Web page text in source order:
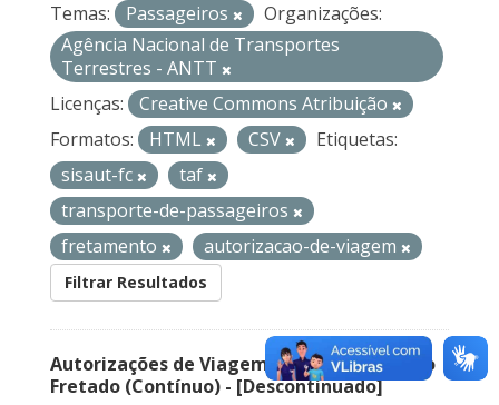
Temas: Passageiros
Organizações:
Agência Nacional de Transportes
Terrestres - ANTT
Licenças:
Creative Commons Atribuição
Formatos:
HTML CSV
Etiquetas:
sisaut-fc
taf
transporte-de-passageiros
fretamento
autorizacao-de-viagem
Filtrar Resultados
Autorizações de Viagem Nacional – Serviço
Fretado (Contínuo) - [Descontinuado]